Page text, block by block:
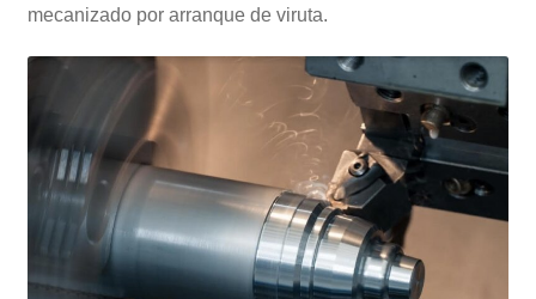
mecanizado por arranque de viruta.